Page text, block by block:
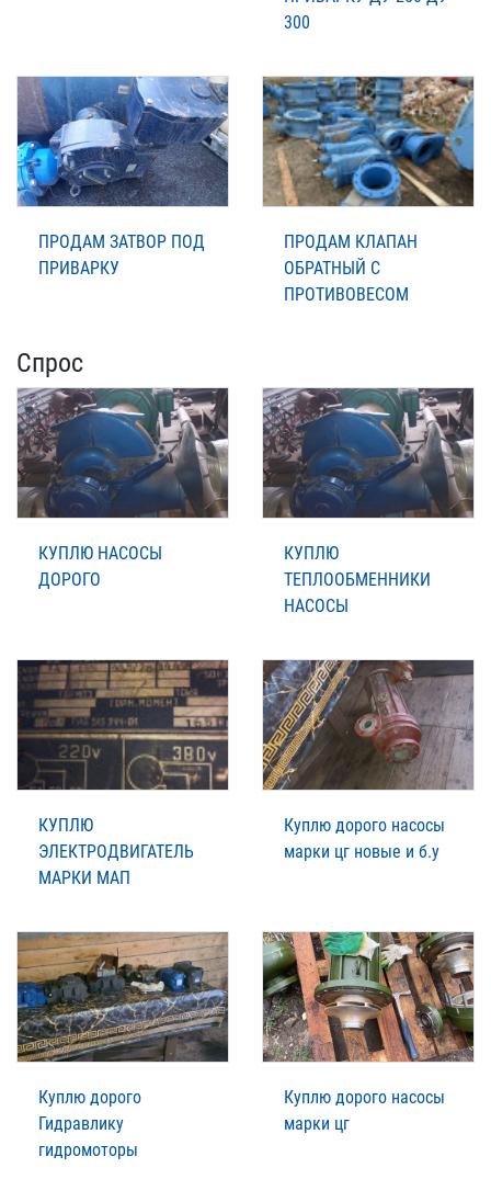
300
ПРОДАМ ЗАТВОР ПОД
ПРИВАРКУ
ПРОДАМ КЛАПАН
ОБРАТНЫЙ С
ПРОТИВОВЕСОМ
Спрос
КУПЛЮ НАСОСЫ
ДОРОГО
КУПЛЮ
ТЕПЛООБМЕННИКИ
НАСОСЫ
КУПЛЮ
ЭЛЕКТРОДВИГАТЕЛЬ
МАРКИ МАП
Куплю дорого насосы
марки цг новые и б.у
Куплю дорого
Гидравлику
гидромоторы
Куплю дорого насосы
марки цг